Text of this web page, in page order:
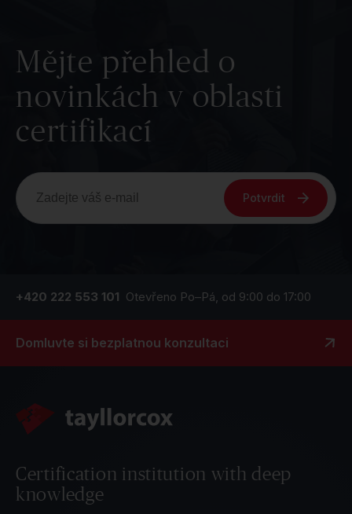
Mějte přehled o
novinkách v oblasti
certifikací
Potvrdit
+420 222 553 101 Otevřeno Po–Pá, od 9:00 do 17:00
Domluvte si bezplatnou konzultaci
Certification institution with deep
knowledge